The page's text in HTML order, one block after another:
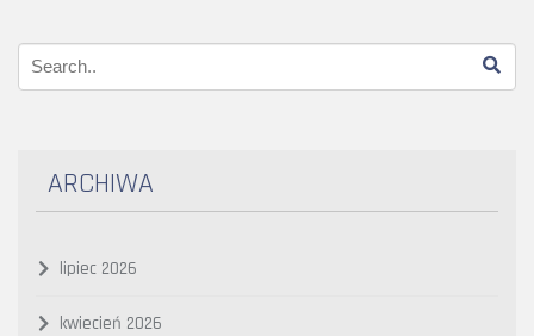
ARCHIWA
lipiec 2026
kwiecień 2026